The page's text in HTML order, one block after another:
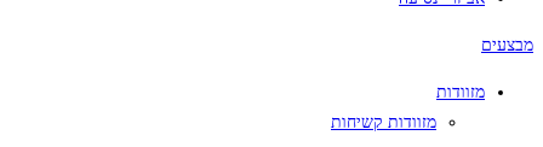
מבצעים
מזוודות
מזוודות קשיחות